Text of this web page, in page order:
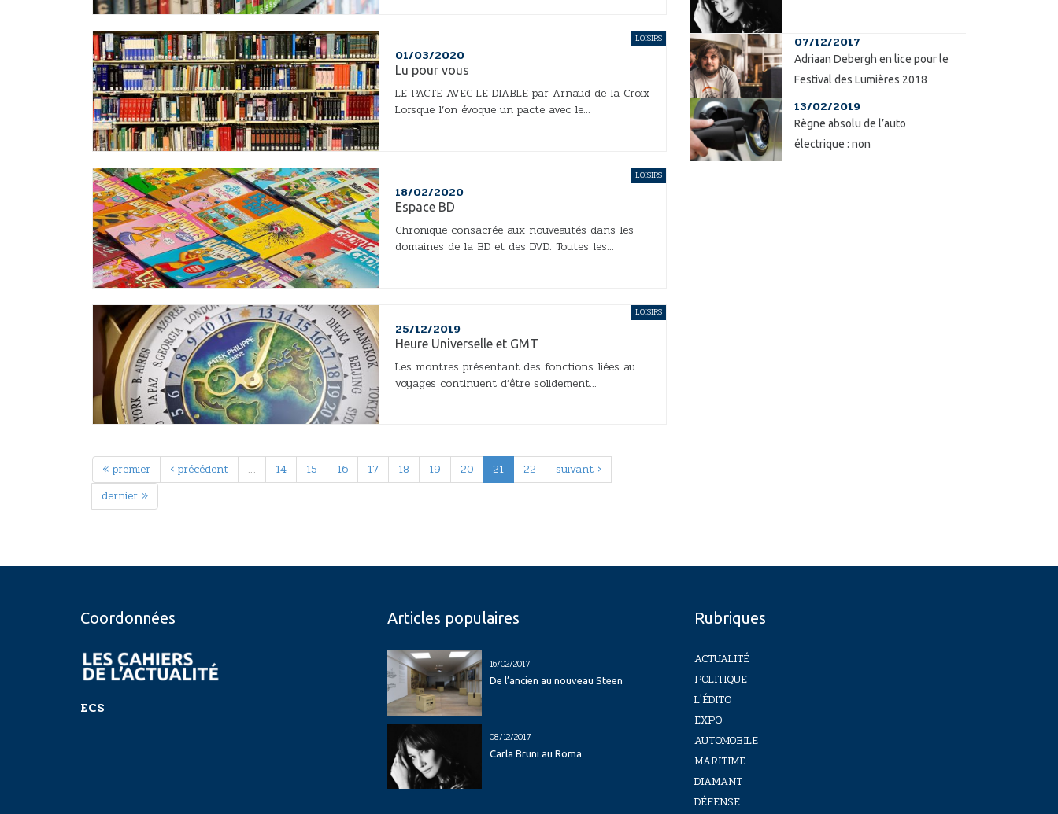
01/03/2020
Lu pour vous
LE PACTE AVEC LE DIABLE par Arnaud de la Croix
Lorsque l’on évoque un pacte avec le...
LOISIRS
18/02/2020
Espace BD
Chronique consacrée aux nouveautés dans les
domaines de la BD et des DVD. Toutes les...
LOISIRS
25/12/2019
Heure Universelle et GMT
Les montres présentant des fonctions liées au
voyages continuent d’être solidement...
LOISIRS
« premier ‹ précédent … 14 15 16 17 18 19 20 21 22
suivant ›
dernier »
07/12/2017
Adriaan Debergh en lice pour le
Festival des Lumières 2018
13/02/2019
Règne absolu de l’auto
électrique : non
Coordonnées
ECS
Articles populaires
16/02/2017
De l’ancien au nouveau Steen
08/12/2017
Carla Bruni au Roma
Rubriques
ACTUALITÉ
POLITIQUE
L'ÉDITO
EXPO
AUTOMOBILE
MARITIME
DIAMANT
DÉFENSE